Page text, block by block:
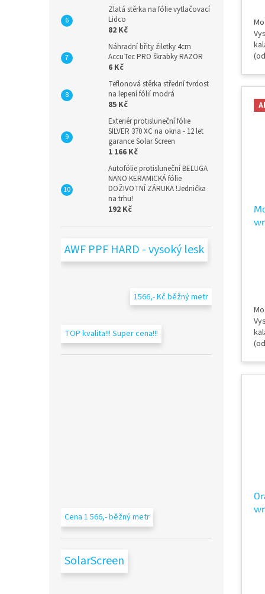
Zlatá stěrka na fólie vytlačovací
Lidco
82 Kč
Náhradní břity žiletky 4cm
AccuTec PRO škrabky RAZOR
6 Kč
Teflonová stěrka střední tvrdost
na lepení fólií modrá
85 Kč
Exteriér protisluneční fólie
SILVER 370 XC na okna - 12 let
garance Solar Screen
1 166 Kč
Autofólie protisluneční BELUGA
NANO KERAMICKÁ fólie
DOŽIVOTNÍ ZÁRUKA !Jednička
na trhu!
192 Kč
AWF PPF HARD - vysoký lesk
TOP kvalita!!! Super cena!!!
1566,- Kč běžný metr
Cena 1 566,- běžný metr
SolarScreen